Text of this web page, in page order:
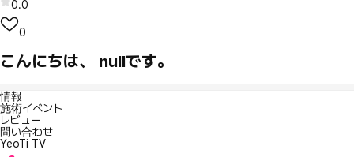
0.0
0
こんにちは、 nullです。
情報
施術イベント
レビュー
問い合わせ
YeoTi TV